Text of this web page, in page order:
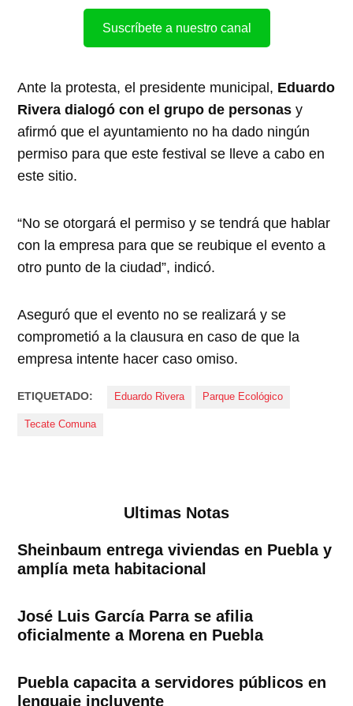
Suscríbete a nuestro canal
Ante la protesta, el presidente municipal, Eduardo
Rivera dialogó con el grupo de personas y
afirmó que el ayuntamiento no ha dado ningún
permiso para que este festival se lleve a cabo en
este sitio.
“No se otorgará el permiso y se tendrá que hablar
con la empresa para que se reubique el evento a
otro punto de la ciudad”, indicó.
Aseguró que el evento no se realizará y se
comprometió a la clausura en caso de que la
empresa intente hacer caso omiso.
ETIQUETADO: Eduardo Rivera Parque Ecológico
Tecate Comuna
Ultimas Notas
Sheinbaum entrega viviendas en Puebla y
amplía meta habitacional
José Luis García Parra se afilia
oficialmente a Morena en Puebla
Puebla capacita a servidores públicos en
lenguaje incluyente